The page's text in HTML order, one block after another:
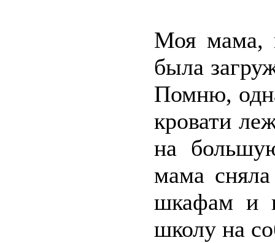
Моя мама,
была
Помню,
кровати
на
мама
шкафам и
школу на